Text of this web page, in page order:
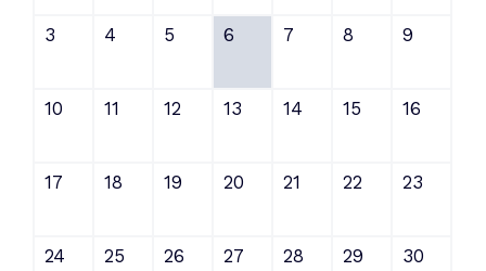
3 4 5 6 7 8 9
10 11 12 13 14 15 16
17 18 19 20 21 22 23
24 25 26 27 28 29 30